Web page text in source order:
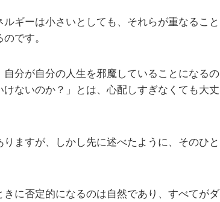
ギーは小さいとしても、それらが重なること
です。
自分が自分の人生を邪魔していることになるの
ないのか？」とは、心配しすぎなくても大丈
ますが、しかし先に述べたように、そのひと
に否定的になるのは自然であり、すべてがダ